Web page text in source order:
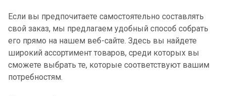
Если вы предпочитаете самостоятельно составлять
свой заказ, мы предлагаем удобный способ собрать
его прямо на нашем веб-сайте. Здесь вы найдете
широкий ассортимент товаров, среди которых вы
сможете выбрать те, которые соответствуют вашим
потребностям.